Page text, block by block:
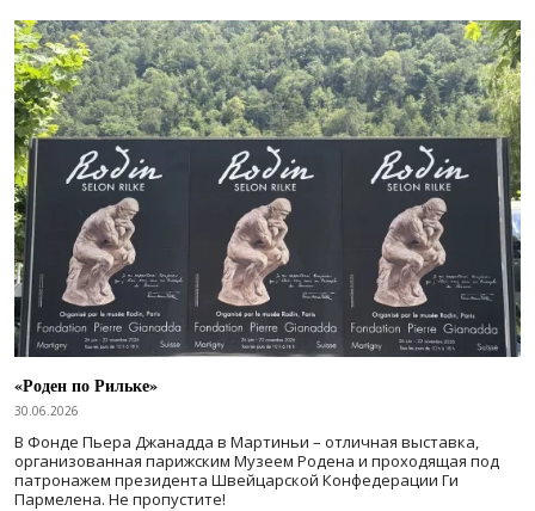
«Роден по Рильке»
30.06.2026
В Фонде Пьера Джанадда в Мартиньи – отличная выставка,
организованная парижским Музеем Родена и проходящая под
патронажем президента Швейцарской Конфедерации Ги
Пармелена. Не пропустите!